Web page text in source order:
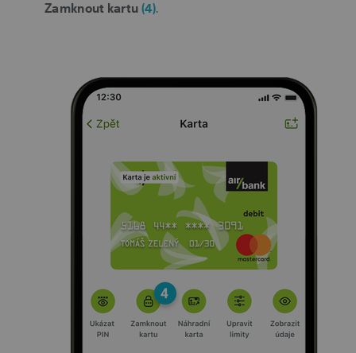
Zamknout kartu (4).